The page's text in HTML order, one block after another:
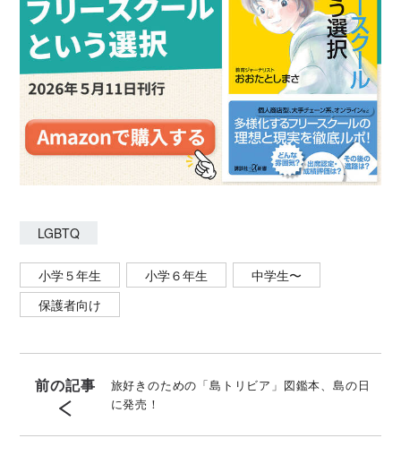
LGBTQ
小学５年生 小学６年生
中学生〜
保護者向け
前の記事
旅好きのための「島トリビア」図鑑本、島の日
に発売！